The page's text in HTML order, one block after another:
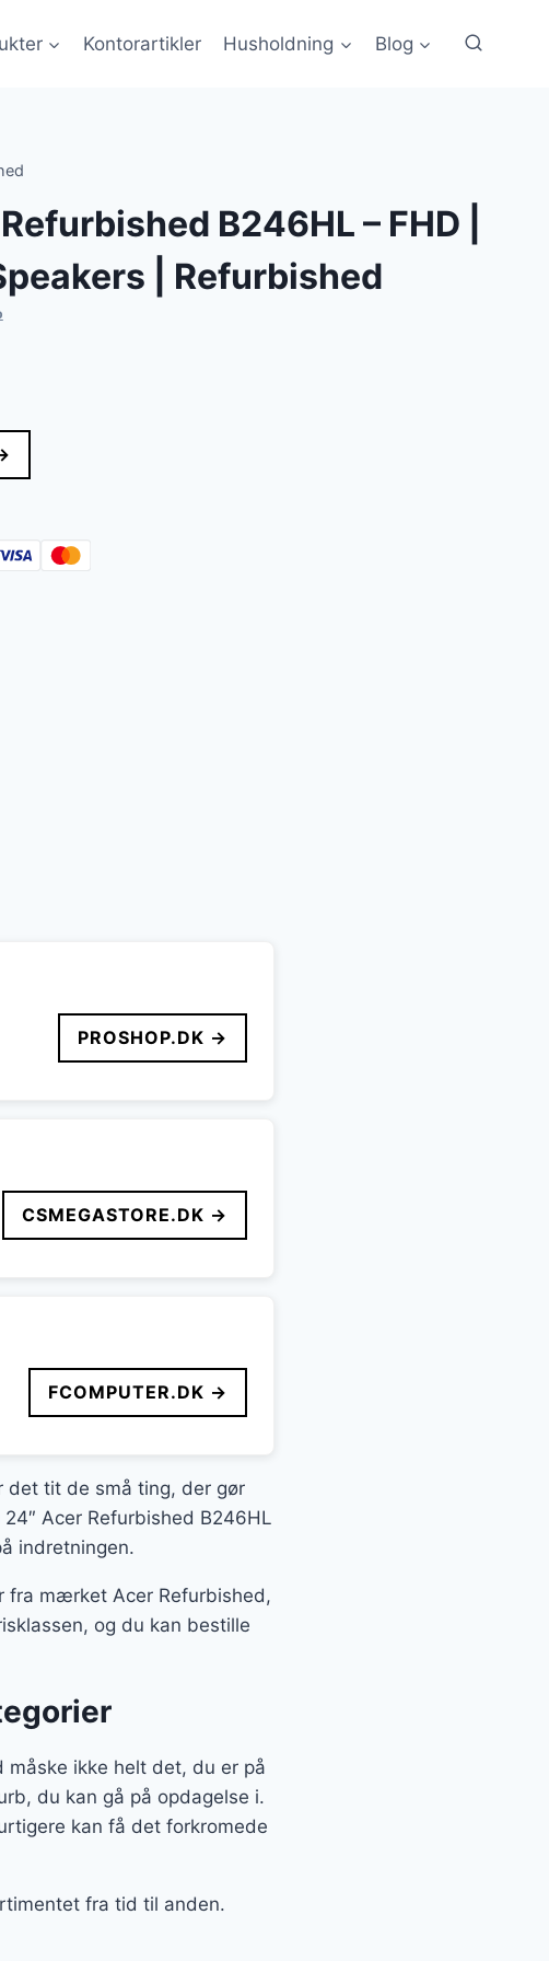
Kontorartikler Husholdning Blog
B246HL – FHD |
| Refurbished
PROSHOP.DK →
CSMEGASTORE.DK →
FCOMPUTER.DK →
det tit de små ting, der gør
Acer Refurbished B246HL
indretningen.
fra mærket Acer Refurbished,
og du kan bestille
måske ikke helt det, du er på
du kan gå på opdagelse i.
kan få det forkromede
fra tid til anden.